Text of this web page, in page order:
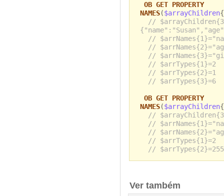
OB GET PROPERTY
NAMES($arrayChildren
//
//
//
//
// $arrTypes{1}=2
// $arrTypes{2}=1
// $arrTypes{3}=6
OB GET PROPERTY
NAMES($arrayChildren
//
//
//
// $arrTypes{1}=2
// $arrTypes{2}=255
Ver também